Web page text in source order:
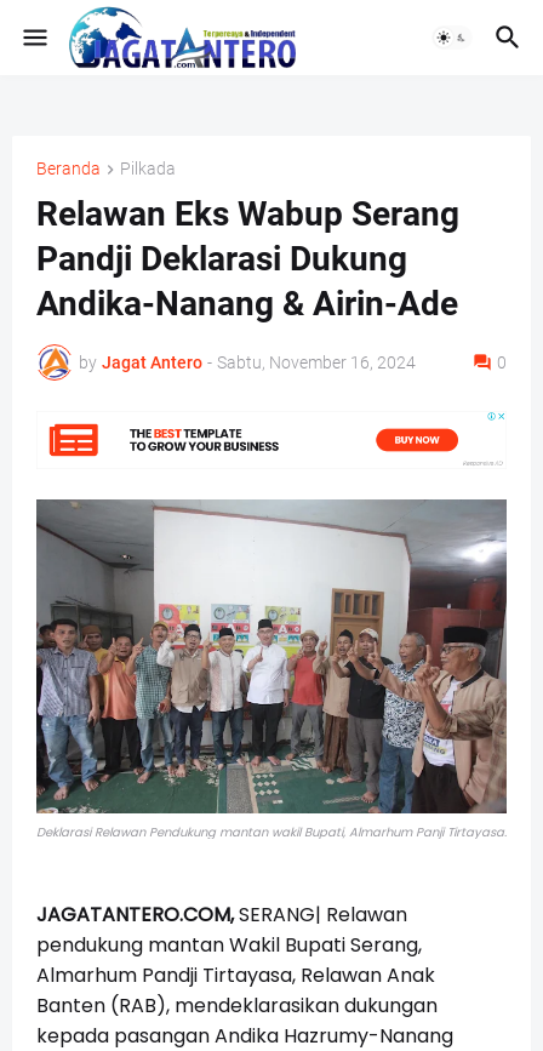
Beranda Pilkada
Relawan Eks Wabup Serang
Pandji Deklarasi Dukung
Andika-Nanang & Airin-Ade
by Jagat Antero - Sabtu, November 16, 2024 0
Deklarasi Relawan Pendukung mantan wakil Bupati, Almarhum Panji Tirtayasa.
JAGATANTERO.COM,SERANG| Relawan
pendukung mantan Wakil Bupati Serang,
Almarhum Pandji Tirtayasa, Relawan Anak
Banten (RAB), mendeklarasikan dukungan
kepada pasangan Andika Hazrumy-Nanang